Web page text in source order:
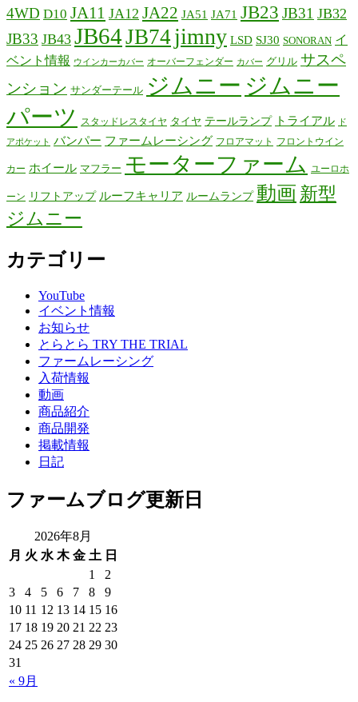
4WD D10 JA11 JA12 JA22 JA51 JA71 JB23 JB31 JB32
JB33 JB43 JB64JB74 jimny LSD SJ30 SONORAN イ
ベント情報
ウインカーカバー オーバーフェンダー カバー グリル サスペ
ンション サンダーテール ジムニー ジムニー
パーツ
スタッドレスタイヤ タイヤ テールランプ トライアル ド
アポケット バンパー ファームレーシング フロアマット フロントウイン
カー ホイール マフラー モーターファーム ユーロホ
ーン リフトアップ ルーフキャリア ルームランプ 動画 新型
ジムニー
カテゴリー
YouTube
イベント情報
お知らせ
とらとら TRY THE TRIAL
ファームレーシング
入荷情報
動画
商品紹介
商品開発
掲載情報
日記
ファームブログ更新日
2026年8月
月 火 水 木 金 土 日
« 9月
1
2
3
4 5 6 7 8
9
10 11 12 13 14 15 16
17 18 19 20 21 22 23
24 25 26 27 28 29 30
31